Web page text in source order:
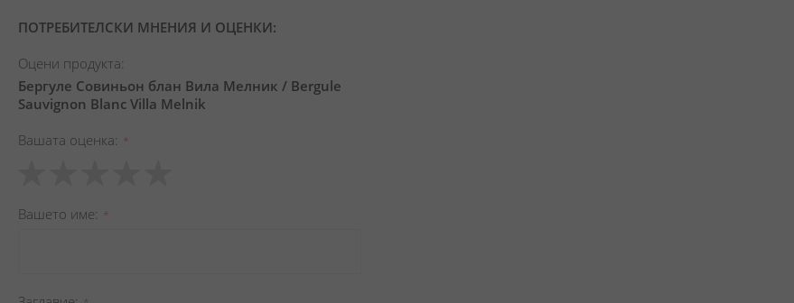
ПОТРЕБИТЕЛСКИ МНЕНИЯ И ОЦЕНКИ:
Оцени продукта:
Бергуле Совиньон блан Вила Мелник / Bergule
Sauvignon Blanc Villa Melnik
Вашата оценка
star
stars
stars
stars
stars
Вашето име